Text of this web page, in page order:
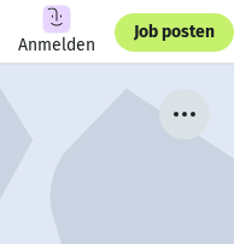
Anmelden
Job posten